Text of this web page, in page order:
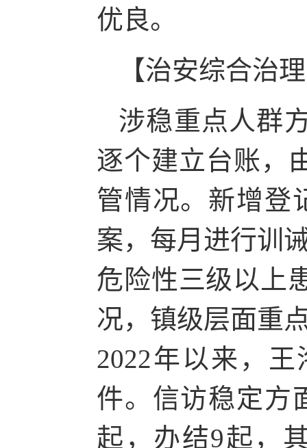
优良。
【治安综合治
涉稳重点人群
逐个建立台账，
管情况。新增登
案，每月进行训
危险性三级以上
况，镇级层面重
2022年以来，
件。信访稳定方
起，办结9起，